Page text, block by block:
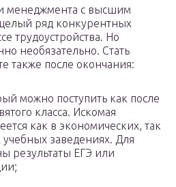
менеджмента с высшим
ряд конкурентных
трудоустройства. Но
необязательно. Стать
также после окончания:
можно поступить как после
класса. Искомая
как в экономических, так
заведениях. Для
результаты ЕГЭ или